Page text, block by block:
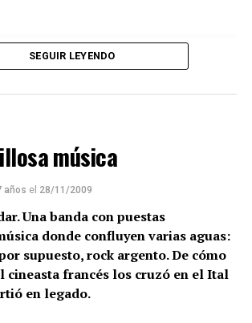
SEGUIR LEYENDO
música
años el 28/11/2009
Una banda con puestas
donde confluyen varias aguas:
supuesto, rock argento. De cómo
cineasta francés los cruzó en el Ital
en legado.